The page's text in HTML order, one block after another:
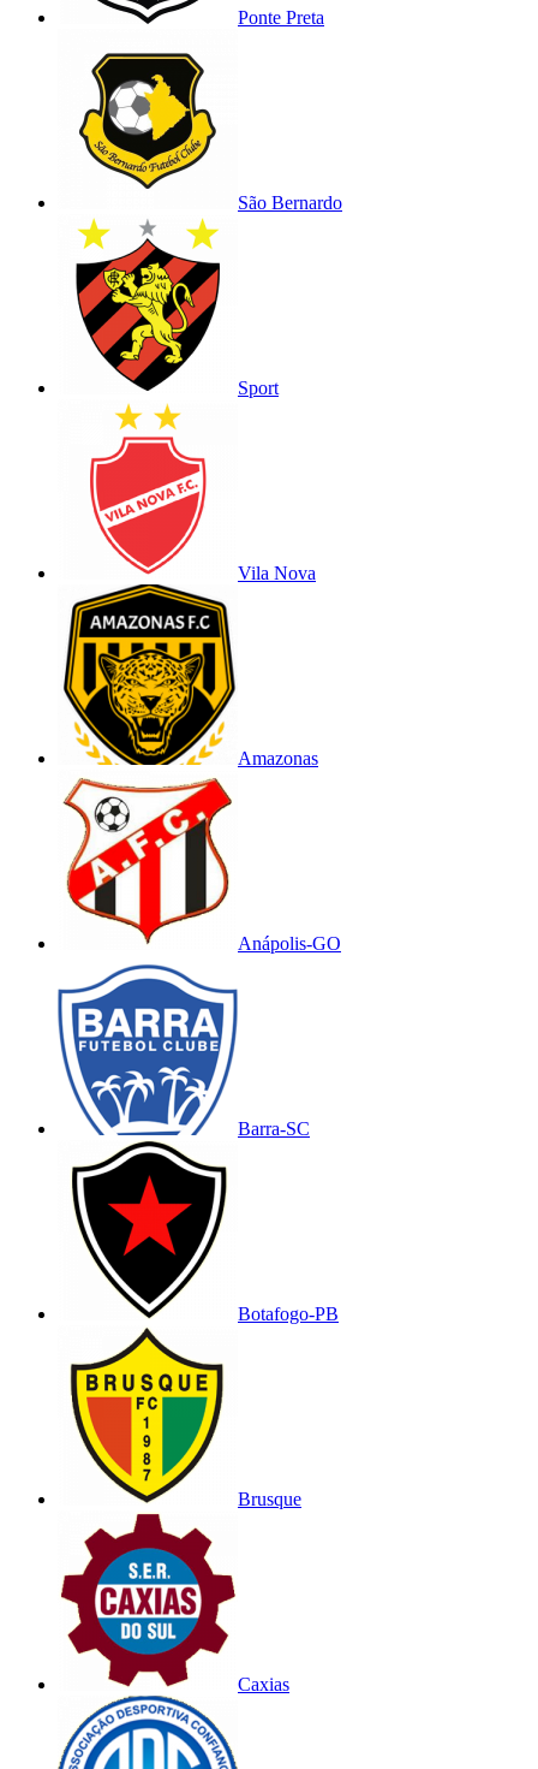
Ponte Preta
São Bernardo
Sport
Vila Nova
Amazonas
Anápolis-GO
Barra-SC
Botafogo-PB
Brusque
Caxias